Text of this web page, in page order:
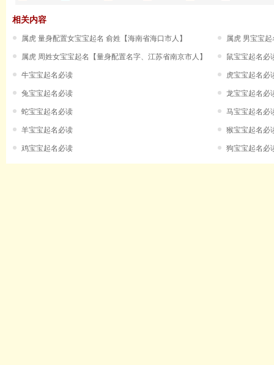
相关内容
属虎 量身配置女宝宝起名 俞姓【海南省海口市人】 属虎 男宝宝
属虎 周姓女宝宝起名【量身配置名字、江苏省南京市人】 鼠宝宝起名必
牛宝宝起名必读 虎宝宝起名必
兔宝宝起名必读 龙宝宝起名必
蛇宝宝起名必读 马宝宝起名必
羊宝宝起名必读 猴宝宝起名必
鸡宝宝起名必读 狗宝宝起名必